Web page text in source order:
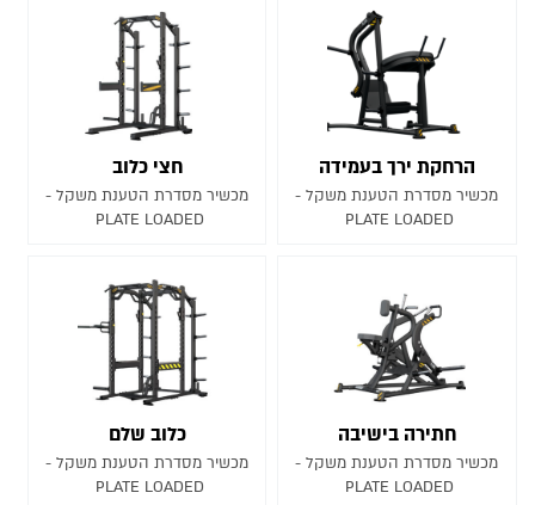
הרחקת ירך בעמידה
מכשיר מסדרת הטענת משקל -
PLATE LOADED
חצי כלוב
מכשיר מסדרת הטענת משקל -
PLATE LOADED
חתירה בישיבה
מכשיר מסדרת הטענת משקל -
PLATE LOADED
כלוב שלם
מכשיר מסדרת הטענת משקל -
PLATE LOADED